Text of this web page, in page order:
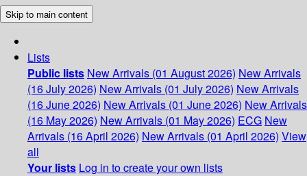
Skip to main content
Lists
Public lists New Arrivals (01 August 2026) New Arrivals
(16 July 2026) New Arrivals (01 July 2026) New Arrivals
(16 June 2026) New Arrivals (01 June 2026) New Arrivals
(16 May 2026) New Arrivals (01 May 2026) ECG New
Arrivals (16 April 2026) New Arrivals (01 April 2026) View
all
Your lists Log in to create your own lists